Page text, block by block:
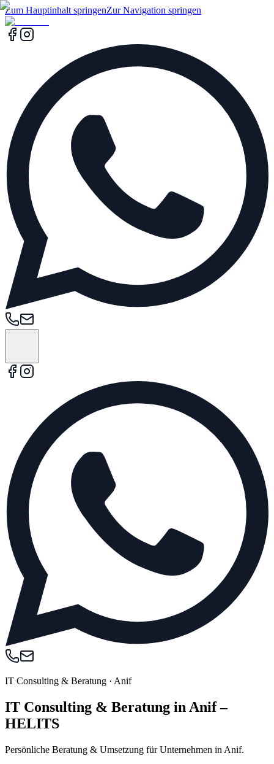
Zum Hauptinhalt springenZur Navigation springen
IT Consulting & Beratung · Anif
IT Consulting & Beratung in Anif –
HELITS
Persönliche Beratung & Umsetzung für Unternehmen in Anif.